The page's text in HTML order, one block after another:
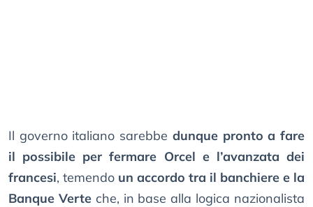
Il governo italiano sarebbe dunque pronto a fare
il possibile per fermare Orcel e l’avanzata dei
francesi, temendo un accordo tra il banchiere e la
Banque Verteche, in base alla logica nazionalista